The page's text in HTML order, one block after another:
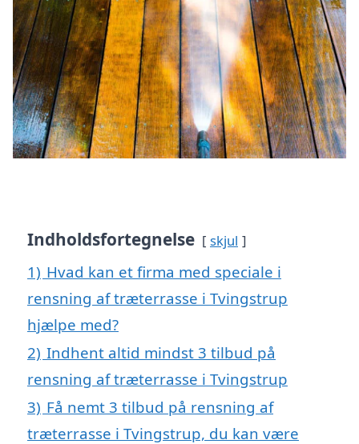
Indholdsfortegnelse skjul
1) Hvad kan et firma med speciale i
rensning af træterrasse i Tvingstrup
hjælpe med?
2) Indhent altid mindst 3 tilbud på
rensning af træterrasse i Tvingstrup
3) Få nemt 3 tilbud på rensning af
træterrasse i Tvingstrup, du kan være